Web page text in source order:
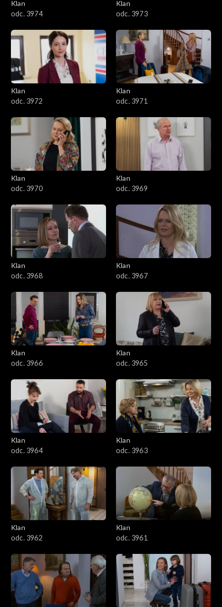
Klan
odc. 3974
Klan
odc. 3973
Klan
odc. 3972
Klan
odc. 3971
Klan
odc. 3970
Klan
odc. 3969
Klan
odc. 3968
Klan
odc. 3967
Klan
odc. 3966
Klan
odc. 3965
Klan
odc. 3964
Klan
odc. 3963
Klan
odc. 3962
Klan
odc. 3961